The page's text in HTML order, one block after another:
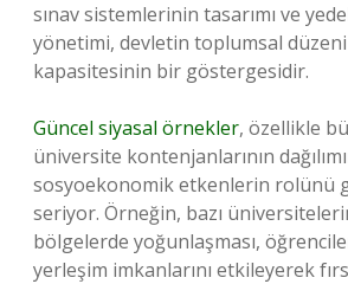
sınav sistemlerinin tasarımı ve
yönetimi, devletin toplumsal
kapasitesinin bir göstergesidir.
Güncel siyasal örnekler, özellikle
üniversite kontenjanlarının
sosyoekonomik etkenlerin rolünü
seriyor. Örneğin, bazı
bölgelerde yoğunlaşması,
yerleşim imkanlarını etkileyerek